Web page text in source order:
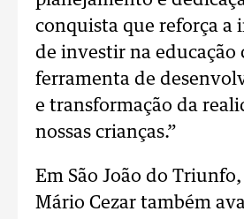
conquista que reforça a
de investir na educação
ferramenta de
e transformação da
nossas crianças.”
Em São João do
Mário Cezar também